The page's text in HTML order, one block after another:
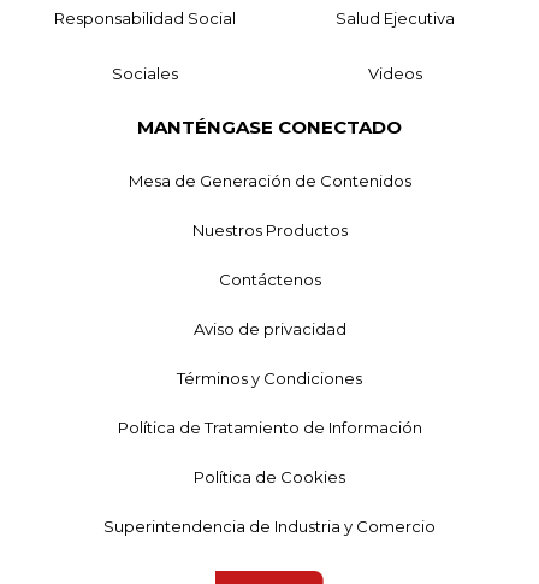
Responsabilidad Social Salud Ejecutiva
Sociales Videos
MANTÉNGASE CONECTADO
Mesa de Generación de Contenidos
Nuestros Productos
Contáctenos
Aviso de privacidad
Términos y Condiciones
Política de Tratamiento de Información
Política de Cookies
Superintendencia de Industria y Comercio